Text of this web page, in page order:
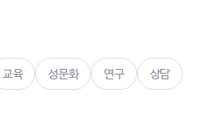
교육 성문화 연구 상담